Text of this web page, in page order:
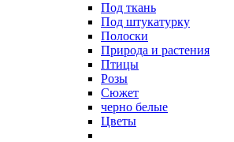
Под ткань
Под штукатурку
Полоски
Природа и растения
Птицы
Розы
Сюжет
черно белые
Цветы